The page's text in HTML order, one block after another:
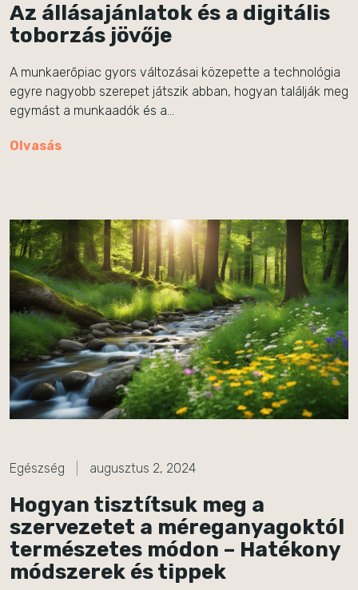
Az állásajánlatok és a digitális
toborzás jövője
A munkaerőpiac gyors változásai közepette a technológia
egyre nagyobb szerepet játszik abban, hogyan találják meg
egymást a munkaadók és a…
Olvasás
Egészség augusztus 2, 2024
Hogyan tisztítsuk meg a
szervezetet a méreganyagoktól
természetes módon – Hatékony
módszerek és tippek